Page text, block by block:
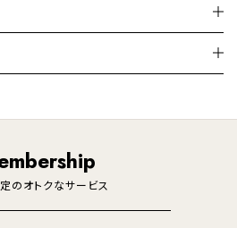
掃除機
生活家電
デスクライト
のオトクなサービス